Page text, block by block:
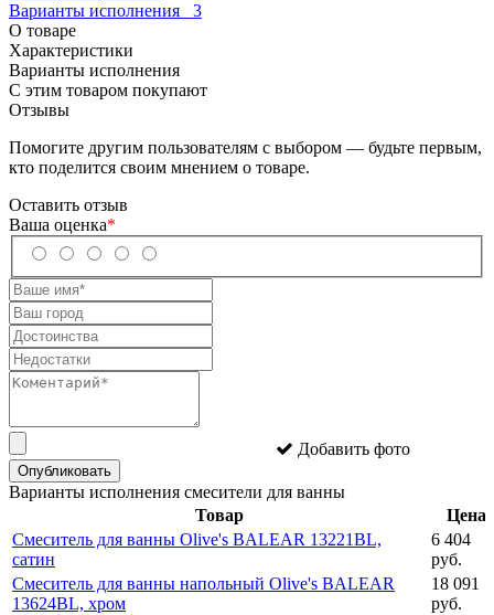
Варианты исполнения 3
О товаре
Характеристики
Варианты исполнения
С этим товаром покупают
Отзывы
Помогите другим пользователям с выбором — будьте первым,
кто поделится своим мнением о товаре.
Оставить отзыв
Ваша оценка*
Добавить фото
Опубликовать
Варианты исполнения смесители для ванны
Товар
Цена
Смеситель для ванны Olive's BALEAR 13221BL,
сатин
6 404
руб.
Смеситель для ванны напольный Olive's BALEAR
13624BL, хром
18 091
руб.